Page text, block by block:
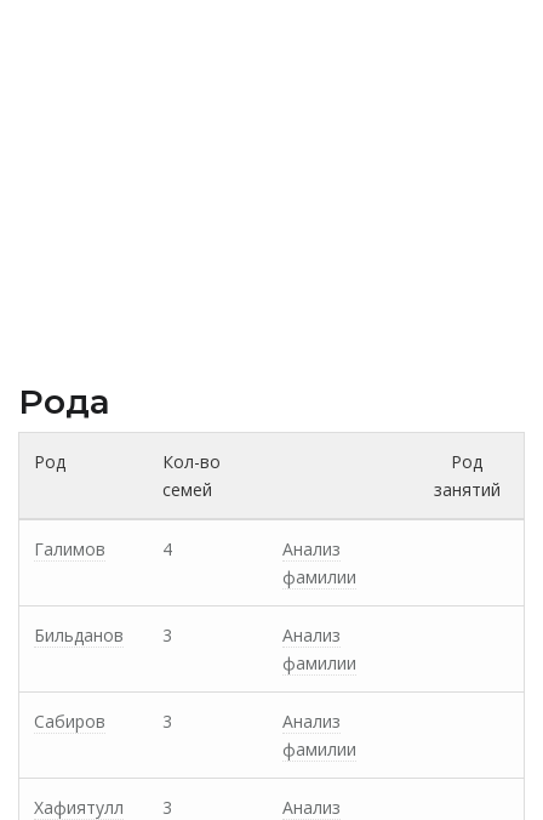
Рода
Род
Кол-во
семей
Род
занятий
Галимов 4
Анализ
фамилии
Бильданов 3
Анализ
фамилии
Сабиров 3
Анализ
фамилии
Хафиятулл
3
Анализ